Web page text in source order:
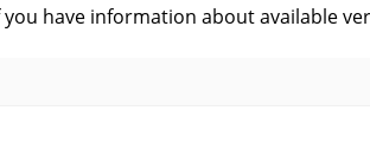
you have information about available